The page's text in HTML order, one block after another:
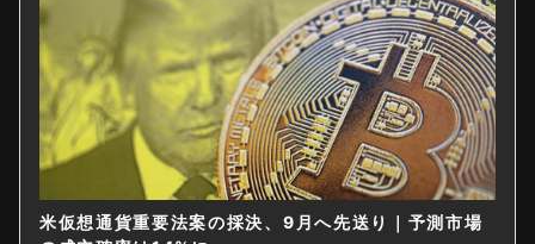
米仮想通貨重要法案の採決、9月へ先送り｜予測市場